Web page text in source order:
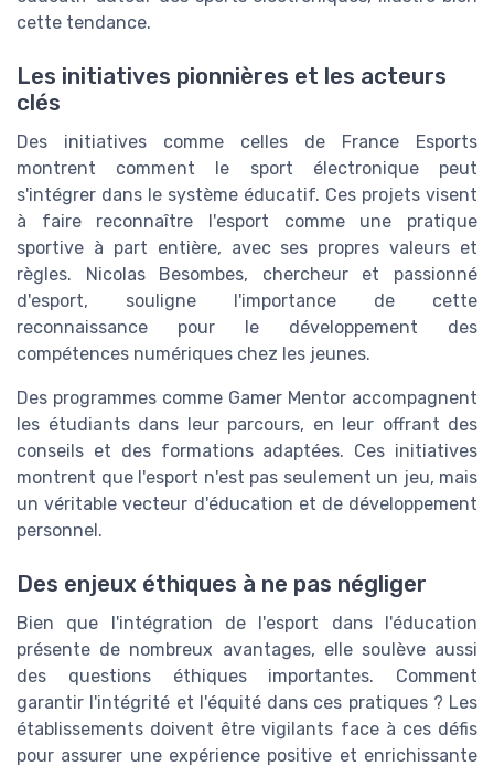
cette tendance.
Les initiatives pionnières et les acteurs
clés
Des initiatives comme celles de France Esports
montrent comment le sport électronique peut
s'intégrer dans le système éducatif. Ces projets visent
à faire reconnaître l'esport comme une pratique
sportive à part entière, avec ses propres valeurs et
règles. Nicolas Besombes, chercheur et passionné
d'esport, souligne l'importance de cette
reconnaissance pour le développement des
compétences numériques chez les jeunes.
Des programmes comme Gamer Mentor accompagnent
les étudiants dans leur parcours, en leur offrant des
conseils et des formations adaptées. Ces initiatives
montrent que l'esport n'est pas seulement un jeu, mais
un véritable vecteur d'éducation et de développement
personnel.
Des enjeux éthiques à ne pas négliger
Bien que l'intégration de l'esport dans l'éducation
présente de nombreux avantages, elle soulève aussi
des questions éthiques importantes. Comment
garantir l'intégrité et l'équité dans ces pratiques ? Les
établissements doivent être vigilants face à ces défis
pour assurer une expérience positive et enrichissante